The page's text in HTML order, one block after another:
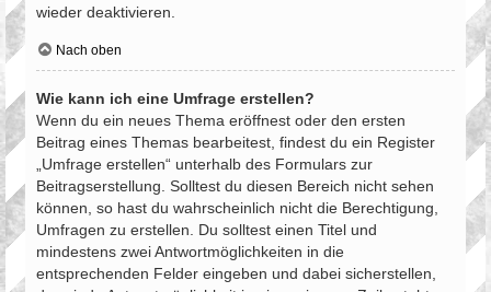
wieder deaktivieren.
Nach oben
Wie kann ich eine Umfrage erstellen?
Wenn du ein neues Thema eröffnest oder den ersten
Beitrag eines Themas bearbeitest, findest du ein Register
„Umfrage erstellen“ unterhalb des Formulars zur
Beitragserstellung. Solltest du diesen Bereich nicht sehen
können, so hast du wahrscheinlich nicht die Berechtigung,
Umfragen zu erstellen. Du solltest einen Titel und
mindestens zwei Antwortmöglichkeiten in die
entsprechenden Felder eingeben und dabei sicherstellen,